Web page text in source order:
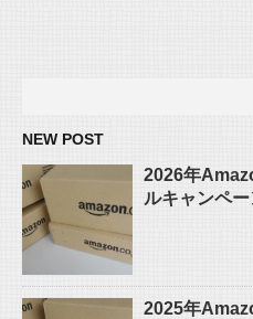
NEW POST
2026年
ルキャンペー
2025年